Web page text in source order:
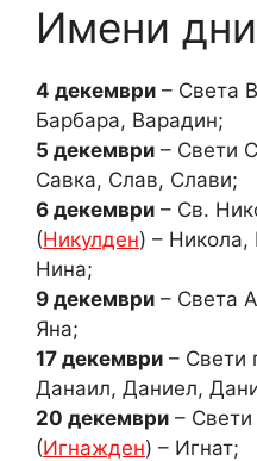
Имени дни
4 декември – Света
Барбара, Варадин;
5 декември – Свети
Савка, Слав, Слави;
6 декември – Св.
(Никулден) – Никола,
Нина;
9 декември – Света
Яна;
17 декември – Свети
Данаил, Даниел,
20 декември – Свети
(Игнажден) – Игнат;